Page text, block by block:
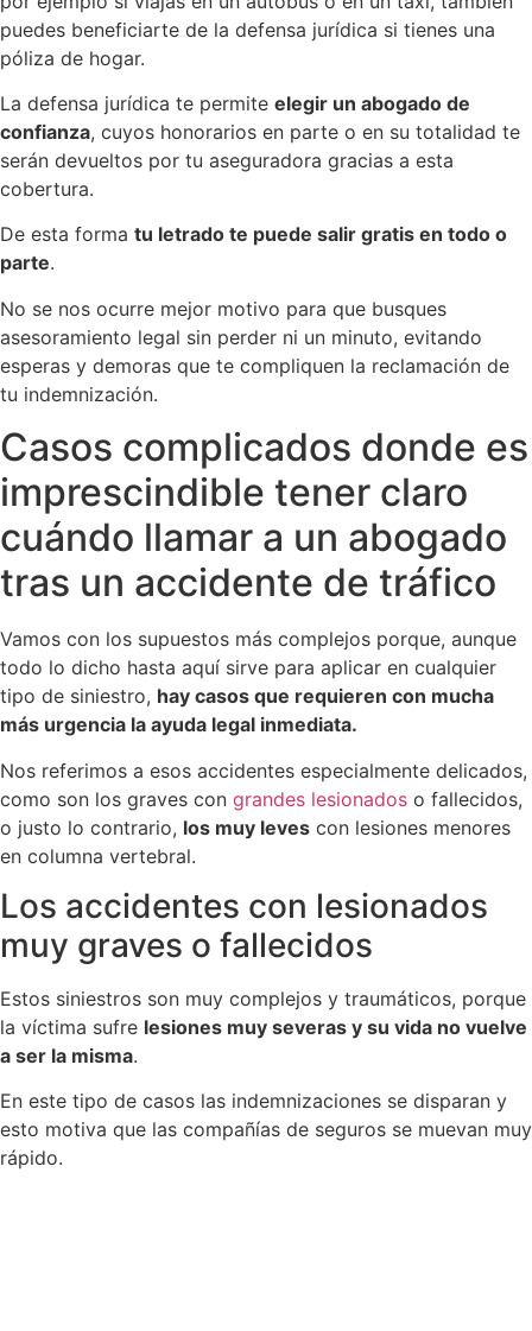
puedes beneficiarte de la defensa jurídica si tienes una
póliza de hogar.
La defensa jurídica te permite elegir un abogado de
confianza, cuyos honorarios en parte o en su totalidad te
serán devueltos por tu aseguradora gracias a esta
cobertura.
De esta forma tu letrado te puede salir gratis en todo o
parte.
No se nos ocurre mejor motivo para que busques
asesoramiento legal sin perder ni un minuto, evitando
esperas y demoras que te compliquen la reclamación de
tu indemnización.
Casos complicados donde es
imprescindible tener claro
cuándo llamar a un abogado
tras un accidente de tráfico
Vamos con los supuestos más complejos porque, aunque
todo lo dicho hasta aquí sirve para aplicar en cualquier
tipo de siniestro, hay casos que requieren con mucha
más urgencia la ayuda legal inmediata.
Nos referimos a esos accidentes especialmente delicados,
como son los graves con grandes lesionados o fallecidos,
o justo lo contrario, los muy leves con lesiones menores
en columna vertebral.
Los accidentes con lesionados
muy graves o fallecidos
Estos siniestros son muy complejos y traumáticos, porque
la víctima sufre lesiones muy severas y su vida no vuelve
a ser la misma.
En este tipo de casos las indemnizaciones se disparan y
esto motiva que las compañías de seguros se muevan muy
rápido.